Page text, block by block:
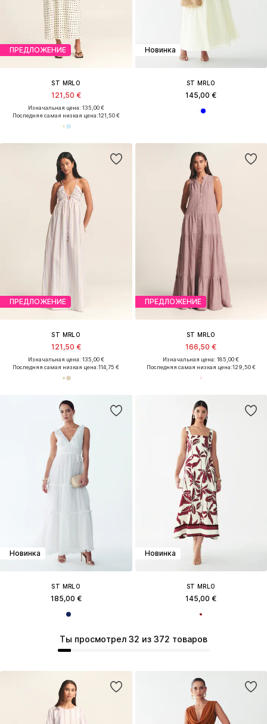
ПРЕДЛОЖЕНИЕ
ST MRLO
121,50 €
Изначальная цена: 135,00 €
Последняя самая низкая цена:121,50 €
Новинка
ST MRLO
145,00 €
Ты просмотрел 32 из 372 товаров
ПРЕДЛОЖЕНИЕ
ST MRLO
121,50 €
Изначальная цена: 135,00 €
Последняя самая низкая цена:114,75 €
ПРЕДЛОЖЕНИЕ
ST MRLO
166,50 €
Изначальная цена: 185,00 €
Последняя самая низкая цена:129,50 €
Новинка
ST MRLO
185,00 €
Новинка
ST MRLO
145,00 €